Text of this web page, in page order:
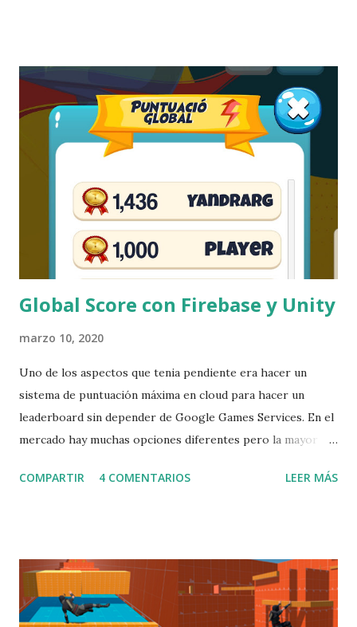
desarrollador de juegos indie, conocer el funcionamiento
de los publishers es crucial para decidir si trabajar con uno
puede ayudarte a lanzar y comercializar tu juego de manera
más efectiva. El punto clave para ello es evaluar lo que
analizar que recoup tendremos (dinero que habrá que
devolver al publisher) y con que condiciones. El recoup (o
recoupment) es el proceso por el cual un publisher
recupera el dinero invertido en un juego antes d...
Global Score con Firebase y Unity
marzo 10, 2020
Uno de los aspectos que tenia pendiente era hacer un
sistema de puntuación máxima en cloud para hacer un
leaderboard sin depender de Google Games Services. En el
mercado hay muchas opciones diferentes pero la mayor
que me permitiese crear el Leaderboard ajustando el coste
descargas pequeña (menos de 10G/mes) no tiene ningún
coste. Primero hay que crear un proyecto y una vez creado
podemos añadir varias aplicaciones asociadas al mismo.
COMPARTIR 4 COMENTARIOS LEER MÁS